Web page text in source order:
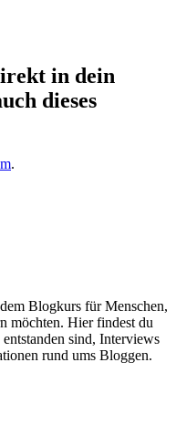
in dein
dieses
.
Blogkurs für Menschen,
möchten. Hier findest du
sind, Interviews
rund ums Bloggen.